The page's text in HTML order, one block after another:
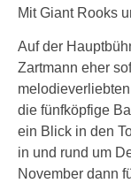
Mit Giant Rooks
Auf der
Zartmann eher
die fünfköpfige
ein Blick in den
in und rund um
November dann